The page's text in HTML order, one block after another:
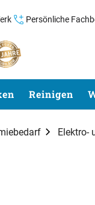
Persönliche
Reinigen
Elektro-